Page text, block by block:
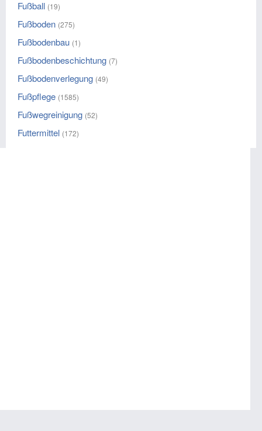
Fußball (19)
Fußboden (275)
Fußbodenbau (1)
Fußbodenbeschichtung (7)
Fußbodenverlegung (49)
Fußpflege (1585)
Fußwegreinigung (52)
Futtermittel (172)